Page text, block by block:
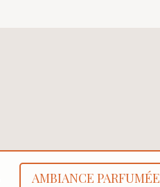
AMBIANCE PARFUMÉE